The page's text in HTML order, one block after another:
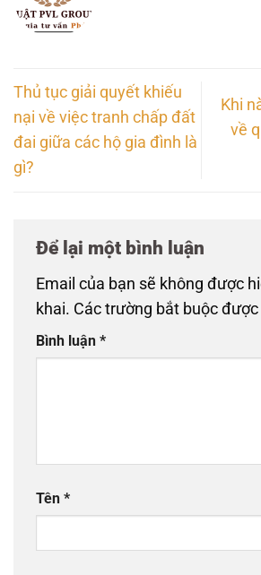
Thủ tục giải quyết khiếu
nại về việc tranh chấp đất
đai giữa các hộ gia đình là
gì?
Khi
về
Để lại một bình luận
Email của bạn sẽ không được
khai. Các trường bắt buộc
Bình luận *
Tên *